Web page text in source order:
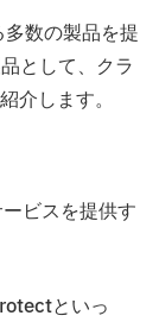
数の製品を提
として、クラ
介します。
ビスを提供す
といっ